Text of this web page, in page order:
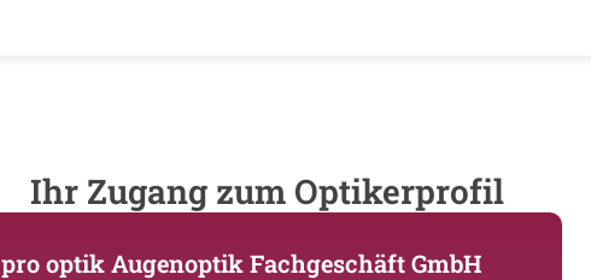
Ihr Zugang zum Optikerprofil
pro optik Augenoptik Fachgeschäft GmbH